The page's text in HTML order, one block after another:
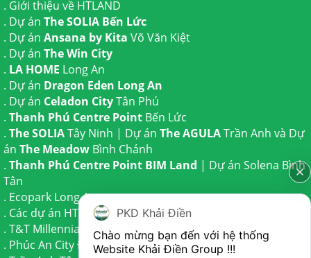
. Giới thiệu về HTLAND
. Dự án The SOLIA Bến Lức
. Dự án Ansana by Kita Võ Văn Kiệt
. Dự án The Win City
. LA HOME Long An
. Dự án Dragon Eden Long An
. Dự án Celadon CityTân Phú
. Thanh Phú Centre Point Bến Lức
. The SOLIATây Ninh | Dự án The AGULATrần Anh và Dự
án The Meadow Bình Chánh
. Thanh Phú Centre Point BIM Land | Dự án Solena Bình
Tân
. Ecopark Long An
. Các dự án HTLAND
. T&T Millennia CityCần Giuộc
. Phúc An CityĐức Hoà
PKD Khải Điền
Chào mừng bạn đến với hệ thống
Website Khải Điền Group !!!